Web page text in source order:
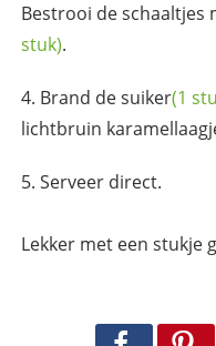
Bestrooi de schaaltjes
stuk).
Brand desuiker(1
lichtbruin
Serveer direct.
Lekker met een